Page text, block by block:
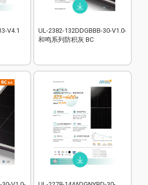
V4.1
UL-2382-132DDGBBB-30-V1.0-
和鸣系列防积灰 BC